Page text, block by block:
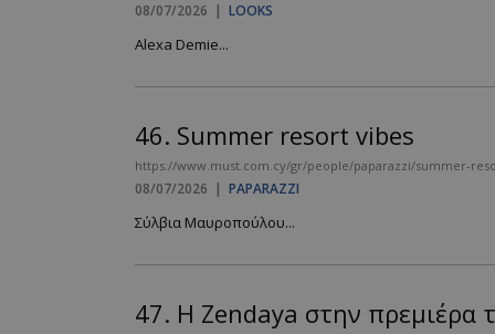
08/07/2026 | LOOKS
Alexa Demie...
46. Summer resort vibes
https://www.must.com.cy/gr/people/paparazzi/summer-
08/07/2026 | PAPARAZZI
Σύλβια Μαυροπούλου...
47. Η Zendaya στην πρεμιέρα
_scc_session